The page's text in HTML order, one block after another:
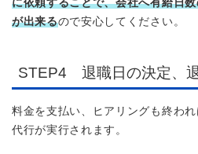
に依頼することで、会社へ有給日
が出来るので安心してください。
STEP4 退職日の決定、
料金を支払い、ヒアリングも終わ
代行が実行されます。